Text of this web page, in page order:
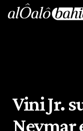
Vini Jr.
Neymar